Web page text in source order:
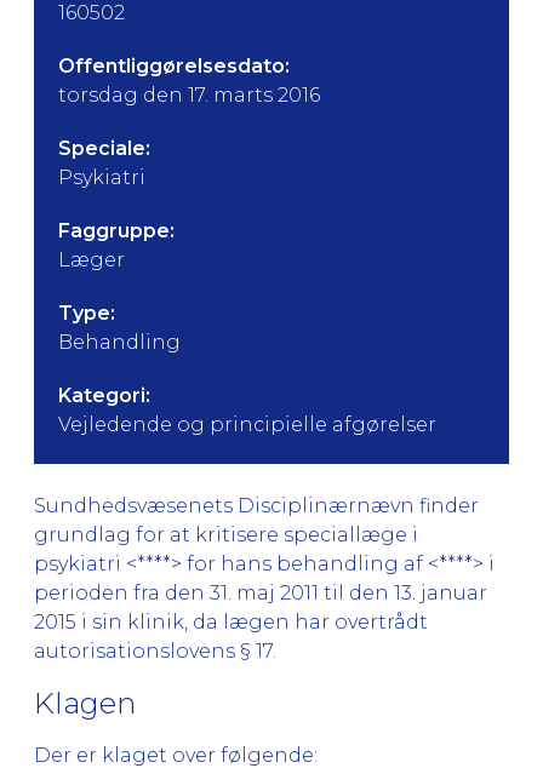
160502
Offentliggørelsesdato:
torsdag den 17. marts 2016
Speciale:
Psykiatri
Faggruppe:
Læger
Type:
Behandling
Kategori:
Vejledende og principielle afgørelser
Sundhedsvæsenets Disciplinærnævn finder
grundlag for at kritisere speciallæge i
psykiatri <****> for hans behandling af <****> i
perioden fra den 31. maj 2011 til den 13. januar
2015 i sin klinik, da lægen har overtrådt
autorisationslovens § 17.
Klagen
Der er klaget over følgende: